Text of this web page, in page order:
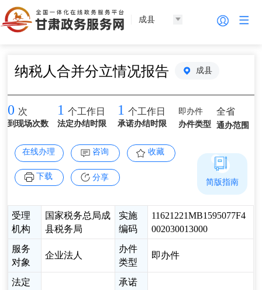
成县
纳税人合并分立情况报告 成县
0 次
到现场次数
1 个工作日
法定办结时限
1 个工作日
承诺办结时限
即办件
办件类型
全省
通办范围
在线办理 咨询 收藏
下载 分享
受理
机构
国家税务总局成
县税务局
实施
编码
11621221MB1595077F4
002030013000
服务
对象
企业法人
办件
类型
即办件
法定
承诺
简版指南